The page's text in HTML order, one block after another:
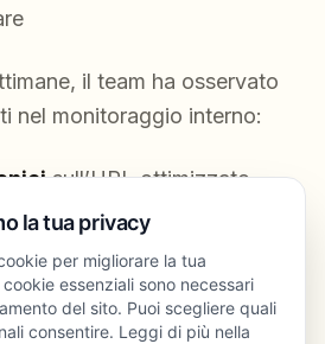
il team ha osservato
nel monitoraggio interno:
sull’URL ottimizzato
time
costanti del brand nelle
su query non branded
la tua privacy
per migliorare la tua
essenziali sono necessari
del sito. Puoi scegliere quali
consentire. Leggi di più nella